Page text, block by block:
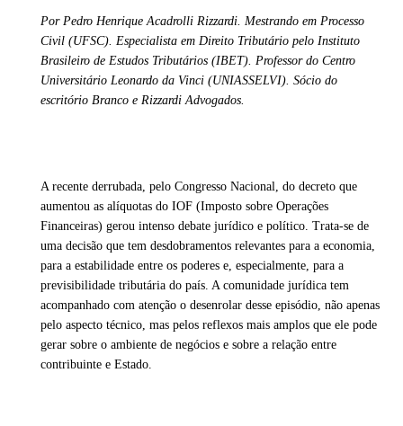
Por Pedro Henrique Acadrolli Rizzardi. Mestrando em Processo
Civil (UFSC). Especialista em Direito Tributário pelo Instituto
Brasileiro de Estudos Tributários (IBET). Professor do Centro
Universitário Leonardo da Vinci (UNIASSELVI). Sócio do
escritório Branco e Rizzardi Advogados.
A recente derrubada, pelo Congresso Nacional, do decreto que
aumentou as alíquotas do IOF (Imposto sobre Operações
Financeiras) gerou intenso debate jurídico e político. Trata-se de
uma decisão que tem desdobramentos relevantes para a economia,
para a estabilidade entre os poderes e, especialmente, para a
previsibilidade tributária do país. A comunidade jurídica tem
acompanhado com atenção o desenrolar desse episódio, não apenas
pelo aspecto técnico, mas pelos reflexos mais amplos que ele pode
gerar sobre o ambiente de negócios e sobre a relação entre
contribuinte e Estado.